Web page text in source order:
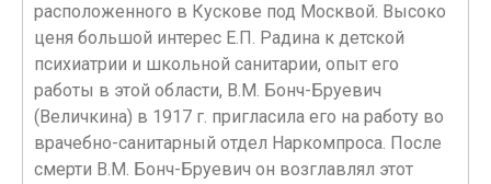
расположенного в Кускове под Москвой. Высоко
ценя большой интерес Е.П. Радина к детской
психиатрии и школьной санитарии, опыт его
работы в этой области, В.М. Бонч-Бруевич
(Величкина) в 1917 г. пригласила его на работу во
врачебно-санитарный отдел Наркомпроса. После
смерти В.М. Бонч-Бруевич он возглавлял этот